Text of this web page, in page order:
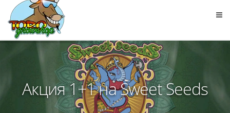
Акция 1+1 на Sweet Seeds